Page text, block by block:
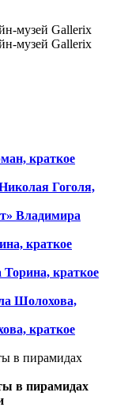
краткое
Гоголя,
Владимира
краткое
краткое
Шолохова,
краткое
в пирамидах